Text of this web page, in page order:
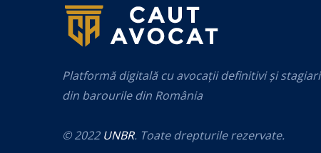
Platformă digitală cu avocații definitivi și stagiari
din barourile din România
© 2022 UNBR. Toate drepturile rezervate.